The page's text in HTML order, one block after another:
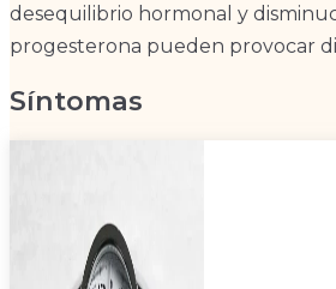
desequilibrio hormonal y
progesterona pueden provocar
Síntomas